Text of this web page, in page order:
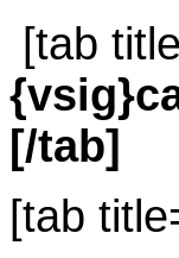
[tab
[/tab]
[tab